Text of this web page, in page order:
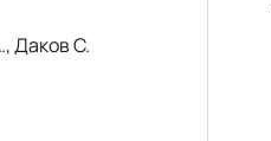
Даков С.